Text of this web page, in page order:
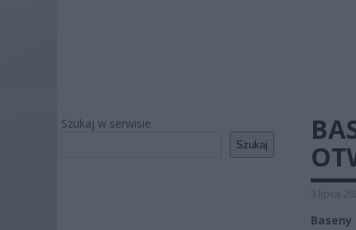
Szukaj w serwisie
Szukaj
3 lipca